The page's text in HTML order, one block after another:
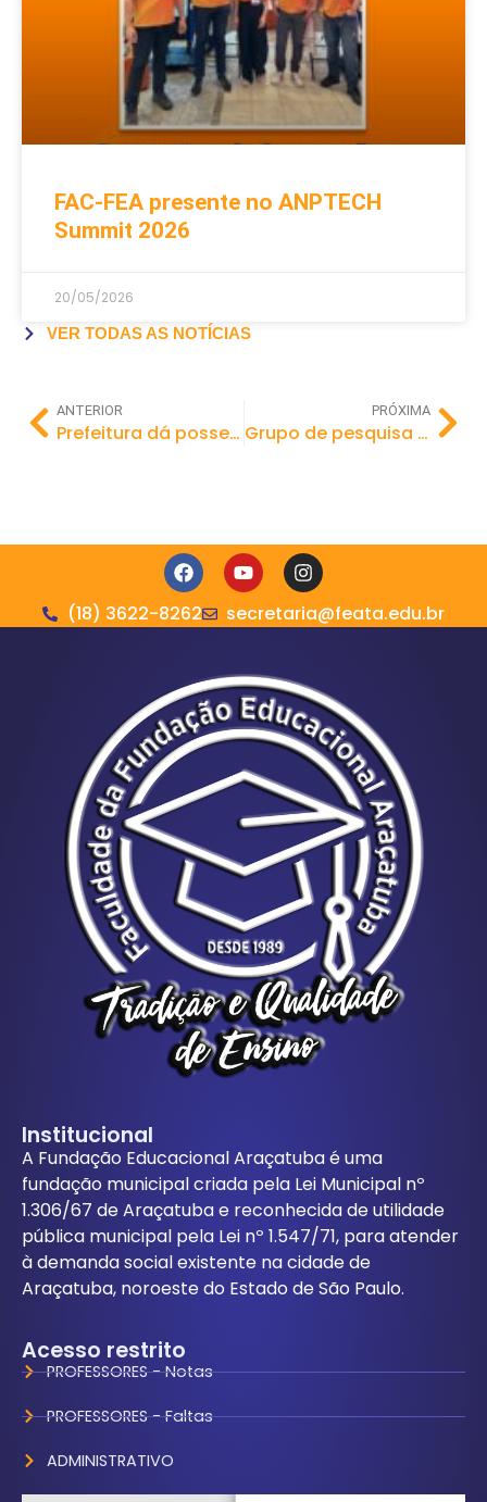
FAC-FEA presente no ANPTECH
Summit 2026
20/05/2026
VER TODAS AS NOTÍCIAS
ANTERIOR
Prefeitura dá posse aos novos membros do Conselho para Assuntos da Pessoa com Deficiência
PRÓXIMA
Grupo de pesquisa da FAC-FEA tem publicação confirmada em congresso internacional
(18) 3622-8262 secretaria@feata.edu.br
Institucional
A Fundação Educacional Araçatuba é uma
fundação municipal criada pela Lei Municipal nº
1.306/67 de Araçatuba e reconhecida de utilidade
pública municipal pela Lei nº 1.547/71, para atender
à demanda social existente na cidade de
Araçatuba, noroeste do Estado de São Paulo.
Acesso restrito
PROFESSORES - Notas
PROFESSORES - Faltas
ADMINISTRATIVO